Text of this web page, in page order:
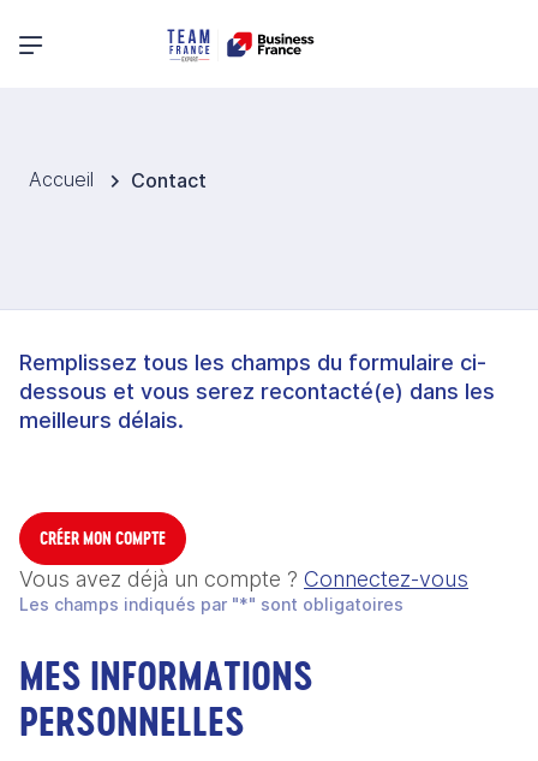
Menu principal
Accueil Contact
Remplissez tous les champs du formulaire ci-
dessous et vous serez recontacté(e) dans les
meilleurs délais.
CRÉER MON COMPTE
Vous avez déjà un compte ? Connectez-vous
Les champs indiqués par "*" sont obligatoires
MES INFORMATIONS
PERSONNELLES